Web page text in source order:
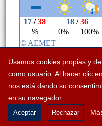
Usamos cookies propias y
como usuario. Al hacer clic
nos está dando su
en su navegador.
Aceptar Rechazar
Legezko abisua Erabilerreztasuna